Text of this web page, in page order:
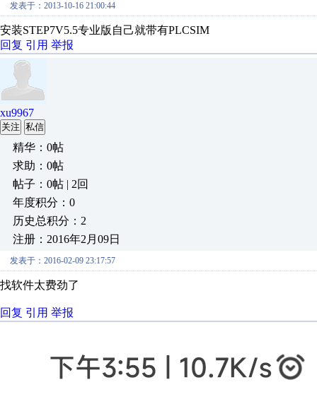
发表于：2013-10-16 21:00:44
安装STEP7V5.5专业版自己就带有PLCSIM
回复 引用 举报
xu9967
关注 私信
精华：0帖
求助：0帖
帖子：0帖 | 2回
年度积分：0
历史总积分：2
注册：2016年2月09日
发表于：2016-02-09 23:17:57
找软件太费劲了
回复 引用 举报